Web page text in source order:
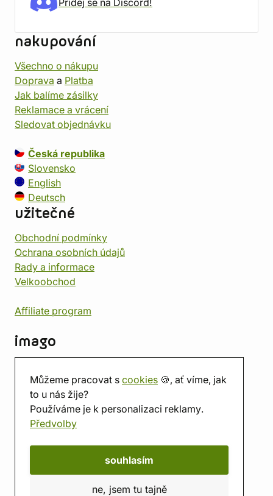
Můžeme pracovat s cookies 🍪, ať víme, jak
to u nás žije?
Používáme je k personalizaci reklamy.
Předvolby
souhlasím
ne, jsem tu tajně
Přidej se na Discord!
nakupování
Všechno o nákupu
Doprava a Platba
Jak balíme zásilky
Reklamace a vrácení
Sledovat objednávku
Česká republika
Slovensko
English
Deutsch
užitečné
Obchodní podmínky
Ochrana osobních údajů
Rady a informace
Velkoobchod
Affiliate program
imago
Prodejna
Herna
O nás
Hodnocení obchodu